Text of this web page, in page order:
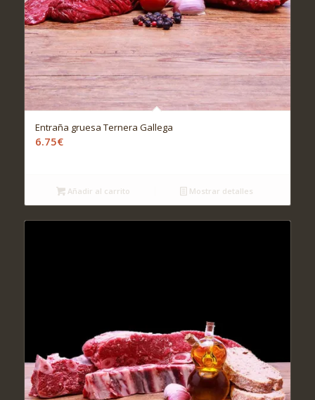
Entraña gruesa Ternera Gallega
6.75€
Añadir al carrito Mostrar detalles